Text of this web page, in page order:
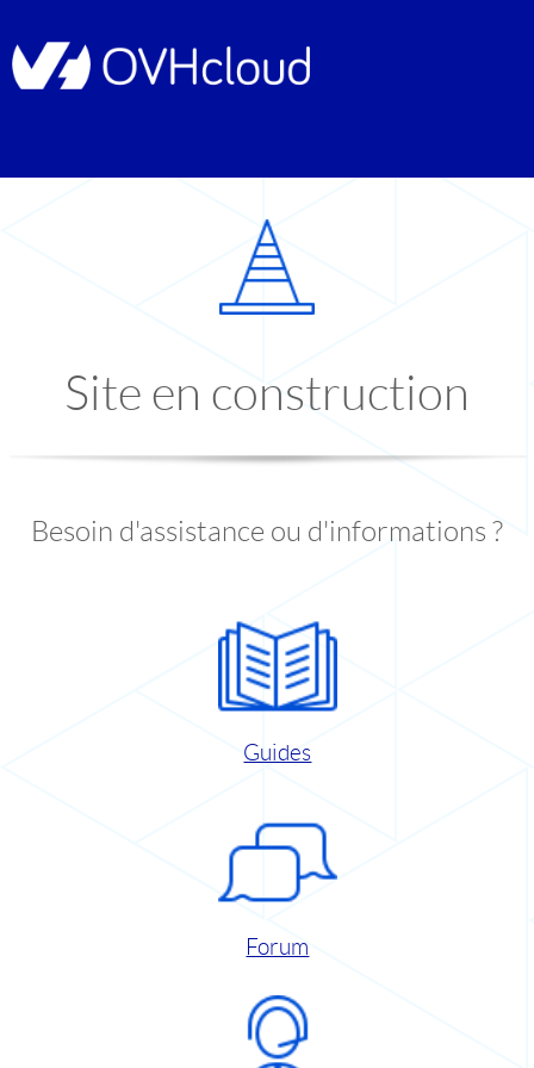
Site en construction
Besoin d'assistance ou d'informations ?
Guides
Forum